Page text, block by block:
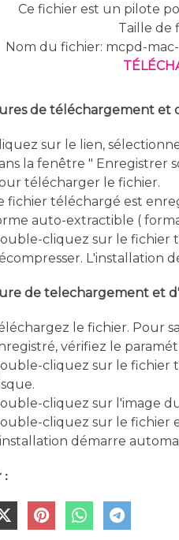
Ce fichier est un pilote
Taille de
Nom du fichier: mcpd-mac-
de téléchargement et
sur le lien,
la fenêtre " Enregistrer
télécharger le fichier.
fichier téléchargé est
auto-extractible (
cliquez sur le fichier
L'installation
de telechargement et
le fichier. Pour
vérifiez le
cliquez sur le fichier
cliquez sur l'image
cliquez sur le fichier
démarre
: